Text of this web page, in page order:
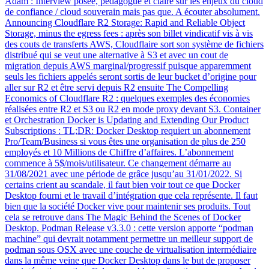
de confiance / cloud souverain mais pas que. A écouter absolument.
Announcing Cloudflare R2 Storage: Rapid and Reliable Object
Storage, minus the egress fees : après son billet vindicatif vis à vis
des couts de transferts AWS, Cloudflaire sort son système de fichiers
distribué qui se veut une alternative à S3 et avec un cout de
migration depuis AWS marginal/progressif puisque apparemment
seuls les fichiers appelés seront sortis de leur bucket d’origine pour
aller sur R2 et être servi depuis R2 ensuite The Compelling
Economics of Cloudflare R2 : quelques exemples des économies
réalisées entre R2 et S3 ou R2 en mode proxy devant S3. Container
et Orchestration Docker is Updating and Extending Our Product
Subscriptions : TL;DR: Docker Desktop requiert un abonnement
Pro/Team/Business si vous êtes une organisation de plus de 250
employés et 10 Millions de Chiffre d’affaires. L’abonnement
commence à 5$/mois/utilisateur. Ce changement démarre au
31/08/2021 avec une période de grâce jusqu’au 31/01/2022. Si
certains crient au scandale, il faut bien voir tout ce que Docker
Desktop fourni et le travail d’intégration que cela représente. Il faut
bien que la société Docker vive pour maintenir ses produits. Tout
cela se retrouve dans The Magic Behind the Scenes of Docker
Desktop. Podman Release v3.3.0 : cette version apporte “podman
machine” qui devrait notamment permettre un meilleur support de
podman sous OSX avec une couche de virtualisation intermédiaire
dans la même veine que Docker Desktop dans le but de proposer